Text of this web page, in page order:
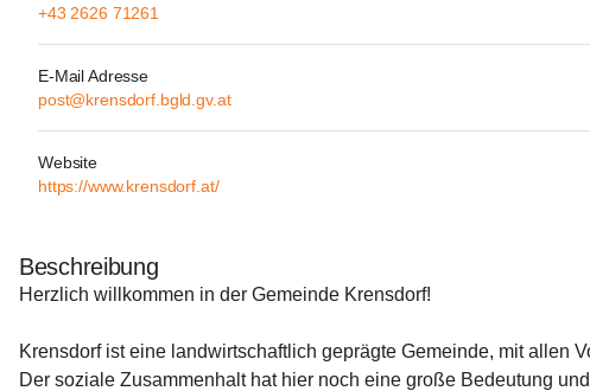
+43 2626 71261
E-Mail Adresse
post@krensdorf.bgld.gv.at
Website
https://www.krensdorf.at/
Beschreibung
Herzlich willkommen in der Gemeinde Krensdorf!
Krensdorf ist eine landwirtschaftlich geprägte Gemeinde, mit allen
Der soziale Zusammenhalt hat hier noch eine große Bedeutung